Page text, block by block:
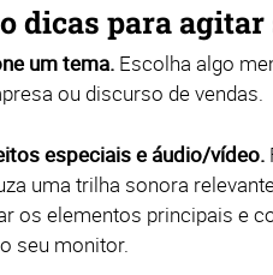
dicas para
um tema. Escolha algo
ou discurso de vendas.
especiais e áudio/vídeo.
uma trilha sonora
os elementos principais e
seu monitor.